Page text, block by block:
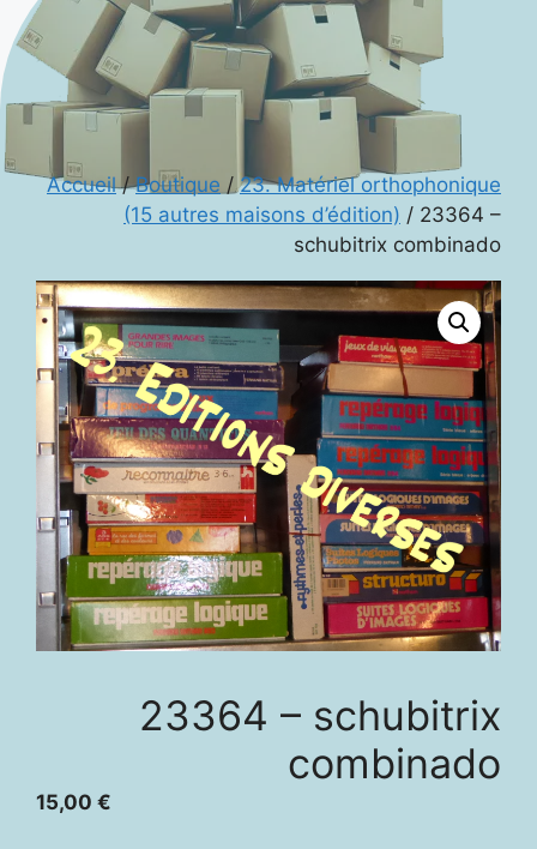
Accueil/Boutique /23. Matériel orthophonique
(15 autres maisons d’édition) / 23364 –
schubitrix combinado
23364 – schubitrix
combinado
15,00 €